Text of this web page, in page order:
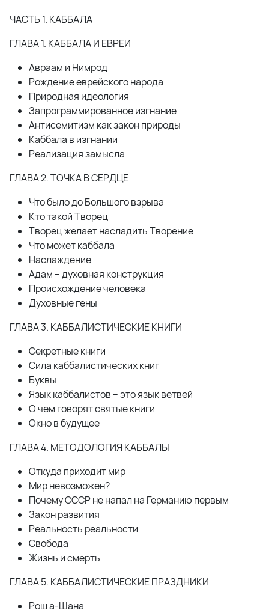
ЧАСТЬ 1. КАББАЛА
ГЛАВА 1. КАББАЛА И ЕВРЕИ
Авраам и Нимрод
Рождение еврейского народа
Природная идеология
Запрограммированное изгнание
Антисемитизм как закон природы
Каббала в изгнании
Реализация замысла
ГЛАВА 2. ТОЧКА В СЕРДЦЕ
Что было до Большого взрыва
Кто такой Творец
Творец желает насладить Творение
Что может каббала
Наслаждение
Адам – духовная конструкция
Происхождение человека
Духовные гены
ГЛАВА 3. КАББАЛИСТИЧЕСКИЕ КНИГИ
Секретные книги
Сила каббалистических книг
Буквы
Язык каббалистов – это язык ветвей
О чем говорят святые книги
Окно в будущее
ГЛАВА 4. МЕТОДОЛОГИЯ КАББАЛЫ
Откуда приходит мир
Мир невозможен?
Почему СССР не напал на Германию первым
Закон развития
Реальность реальности
Свобода
Жизнь и смерть
ГЛАВА 5. КАББАЛИСТИЧЕСКИЕ ПРАЗДНИКИ
Рош а-Шана